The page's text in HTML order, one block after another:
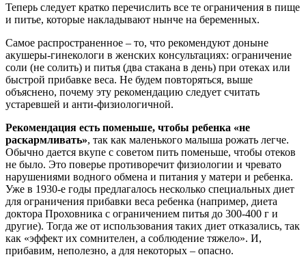
Теперь следует кратко перечислить все те ограничения в пище
и питье, которые накладывают нынче на беременных.
Самое распространенное – то, что рекомендуют доныне
акушеры-гинекологи в женских консультациях: ограничение
соли (не солить) и питья (два стакана в день) при отеках или
быстрой прибавке веса. Не будем повторяться, выше
объяснено, почему эту рекомендацию следует считать
устаревшей и анти-физиологичной.
Рекомендация есть поменьше, чтобы ребенка «не
раскармливать», так как маленького малыша рожать легче.
Обычно дается вкупе с советом пить поменьше, чтобы отеков
не было. Это поверье противоречит физиологии и чревато
нарушениями водного обмена и питания у матери и ребенка.
Уже в 1930-е годы предлагалось несколько специальных диет
для ограничения прибавки веса ребенка (например, диета
доктора Проховника с ограничением питья до 300-400 г и
другие). Тогда же от использования таких диет отказались, так
как «эффект их сомнителен, а соблюдение тяжело». И,
прибавим, неполезно, а для некоторых – опасно.